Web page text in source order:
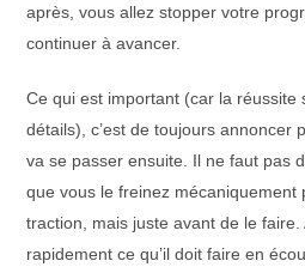
après, vous allez stopper votre
continuer à avancer.
Ce qui est important (car la réussite
détails), c’est de toujours annoncer
va se passer ensuite. Il ne faut pas
que vous le freinez mécaniquement
traction, mais juste avant de le faire.
rapidement ce qu’il doit faire en